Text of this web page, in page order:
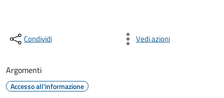
Condividi Vedi azioni
Argomenti
Accesso all'informazione